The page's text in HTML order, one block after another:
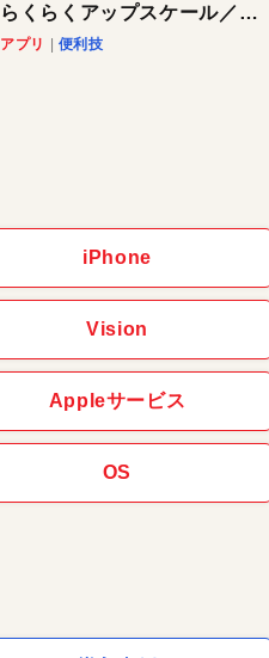
らくらくアップスケール／
Macで速攻！AI活用テク
アプリ 便利技
iPhone
Vision
Appleサービス
OS